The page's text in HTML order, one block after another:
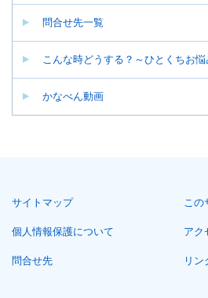
問合せ先一覧
こんな時どうする？～ひとくちお悩
かなべん動画
こ
ま
で。
サイトマップ この
個人情報保護について アク
問合せ先 リン